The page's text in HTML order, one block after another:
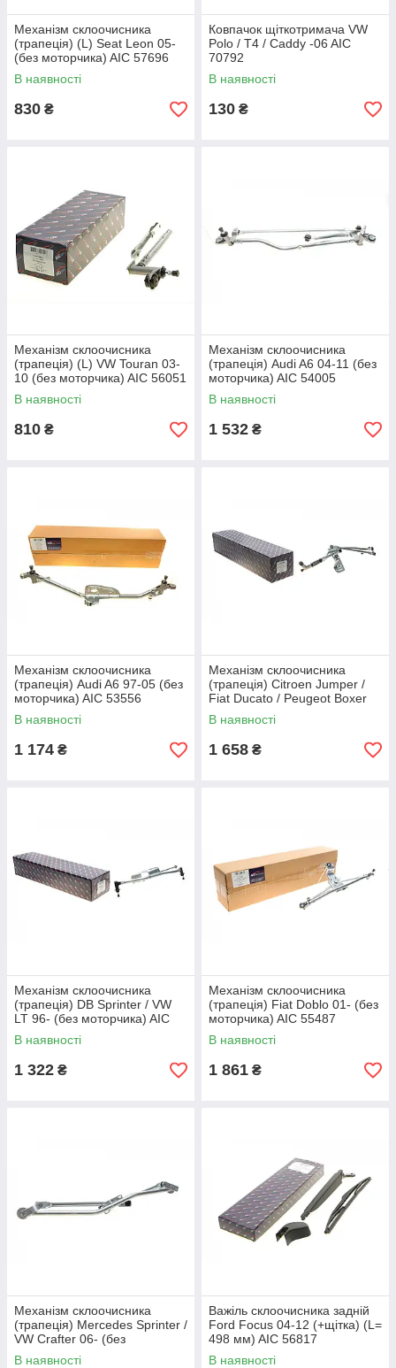
Механізм склоочисника
(трапеція) (L) Seat Leon 05-
(без моторчика) AIC 57696
В наявності
830 ₴
Ковпачок щіткотримача VW
Polo / T4 / Caddy -06 AIC
70792
В наявності
130 ₴
Механізм склоочисника
(трапеція) (L) VW Touran 03-
10 (без моторчика) AIC 56051
В наявності
810 ₴
Механізм склоочисника
(трапеція) Audi A6 04-11 (без
моторчика) AIC 54005
В наявності
1 532 ₴
Механізм склоочисника
(трапеція) Audi A6 97-05 (без
моторчика) AIC 53556
В наявності
1 174 ₴
Механізм склоочисника
(трапеція) Citroen Jumper /
Fiat Ducato / Peugeot Boxer
06- (без моторчика) AIC
55177
В наявності
1 658 ₴
Механізм склоочисника
(трапеція) DB Sprinter / VW
LT 96- (без моторчика) AIC
53359
В наявності
1 322 ₴
Механізм склоочисника
(трапеція) Fiat Doblo 01- (без
моторчика) AIC 55487
В наявності
1 861 ₴
Механізм склоочисника
(трапеція) Mercedes Sprinter /
VW Crafter 06- (без
моторчика) AIC 53905
В наявності
Важіль склоочисника задній
Ford Focus 04-12 (+щітка) (L=
498 мм) AIC 56817
В наявності